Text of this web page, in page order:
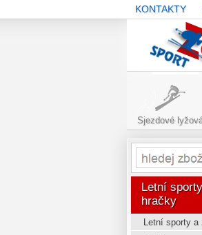
KONTAKTY
SPORT-
Sjezdové
Letní
hračky
Letní sporty a